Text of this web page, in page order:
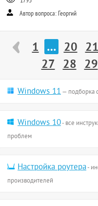
Автор вопроса: Георгий
1 … 20 21
27 28 29
Windows 11— подборка
Windows 10- все
проблем
Настройка роутера-
производителей